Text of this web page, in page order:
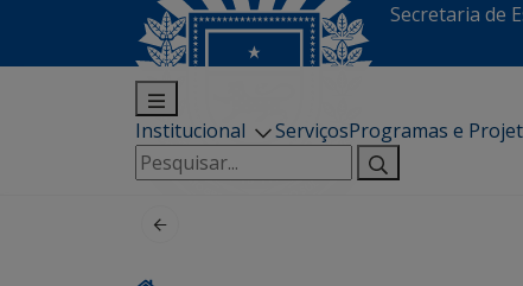
Secretaria de
Institucional ServiçosProgramas e
Pesquisar
por: